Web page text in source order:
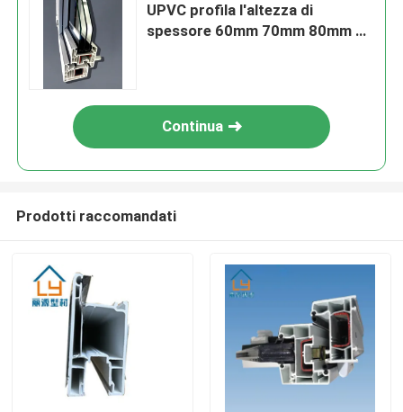
UPVC profila l'altezza di
spessore 60mm 70mm 80mm di
Continua
Prodotti raccomandati